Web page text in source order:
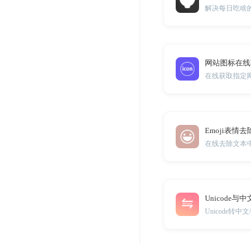
解决每日吃啥
网站图标在
在线获取指定
Emoji表情去
在线去除文本
Unicode与中
Unicode转中